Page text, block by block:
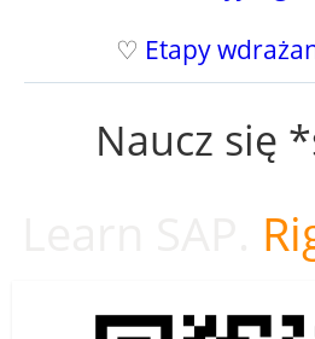
♡ Etapy
Naucz się